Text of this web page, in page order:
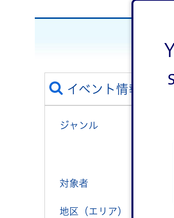
イベント情報を絞
ジャンル
対象者 子ど
地区（エリア）